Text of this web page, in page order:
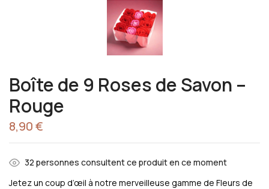
Boîte de 9 Roses de Savon –
Rouge
8,90€
32 personnes consultent ce produit en ce moment
Jetez un coup d’œil à notre merveilleuse gamme de Fleurs de